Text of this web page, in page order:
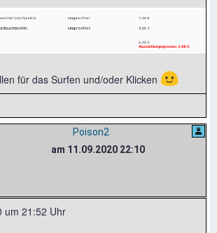
für das Surfen und/oder Klicken 🙂
Poison2
am 11.09.2020 22:10
um 21:52 Uhr